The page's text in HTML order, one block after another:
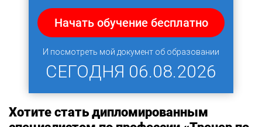
Начать обучение бесплатно
И посмотреть мой документ об образовании
СЕГОДНЯ 06.08.2026
Хотите стать дипломированным